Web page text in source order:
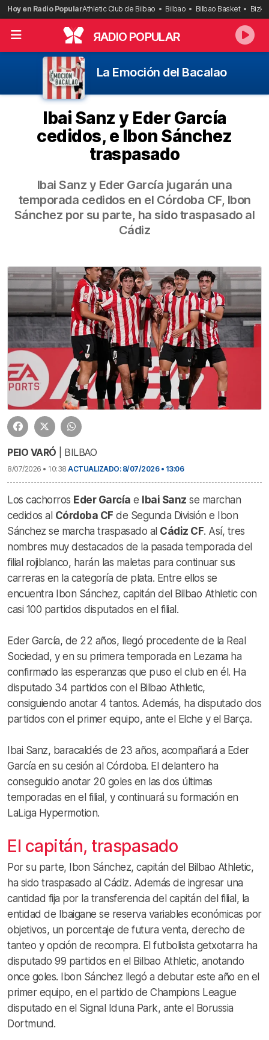
Saltar
al
contenido
Hoy en Radio PopularAthletic Club de Bilbao Bilbao Bilbao Basket
RADIO POPULAR
La Emoción del Bacalao
Ibai Sanz y Eder García
cedidos, e Ibon Sánchez
traspasado
Ibai Sanz y Eder García jugarán una
temporada cedidos en el Córdoba CF, Ibon
Sánchez por su parte, ha sido traspasado al
Cádiz
PEIO VARÓ | BILBAO
8/07/2026 • 10:38 ACTUALIZADO: 8/07/2026 • 13:06
Los cachorros Eder García e Ibai Sanz se marchan
cedidos al Córdoba CF de Segunda División e Ibon
Sánchez se marcha traspasado al Cádiz CF. Así, tres
nombres muy destacados de la pasada temporada del
filial rojiblanco, harán las maletas para continuar sus
carreras en la categoría de plata. Entre ellos se
encuentra Ibon Sánchez, capitán del Bilbao Athletic con
casi 100 partidos disputados en el filial.
Eder García, de 22 años, llegó procedente de la Real
Sociedad, y en su primera temporada en Lezama ha
confirmado las esperanzas que puso el club en él. Ha
disputado 34 partidos con el Bilbao Athletic,
consiguiendo anotar 4 tantos. Además, ha disputado dos
partidos con el primer equipo, ante el Elche y el Barça.
Ibai Sanz, baracaldés de 23 años, acompañará a Eder
García en su cesión al Córdoba. El delantero ha
conseguido anotar 20 goles en las dos últimas
temporadas en el filial, y continuará su formación en
LaLiga Hypermotion.
El capitán, traspasado
Por su parte, Ibon Sánchez, capitán del Bilbao Athletic,
ha sido traspasado al Cádiz. Además de ingresar una
cantidad fija por la transferencia del capitán del filial, la
entidad de Ibaigane se reserva variables económicas por
objetivos, un porcentaje de futura venta, derecho de
tanteo y opción de recompra. El futbolista getxotarra ha
disputado 99 partidos en el Bilbao Athletic, anotando
once goles. Ibon Sánchez llegó a debutar este año en el
primer equipo, en el partido de Champions League
disputado en el Signal Iduna Park, ante el Borussia
Dortmund.